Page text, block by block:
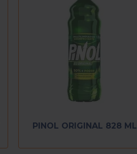
PINOL ORIGINAL 828 ML